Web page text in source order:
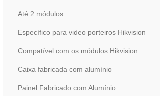
Até 2 módulos
Específico para video porteiros Hikvision
Compatível com os módulos Hikvision
Caixa fabricada com alumínio
Painel Fabricado com Alumínio